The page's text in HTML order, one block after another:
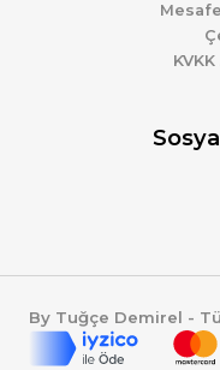
By Tuğçe Demirel -